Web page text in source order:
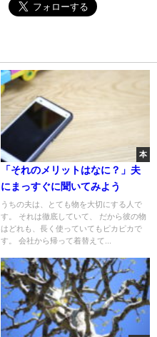
本
「それのメリットはなに？」夫
にまっすぐに聞いてみよう
うちの夫は、とても物を大切にする人で
す。 それは徹底していて、 だから彼の物
はどれも、長く使っていてもピカピカで
す。 会社から帰って着替えて...